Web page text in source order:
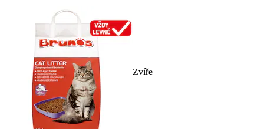
Zvíře